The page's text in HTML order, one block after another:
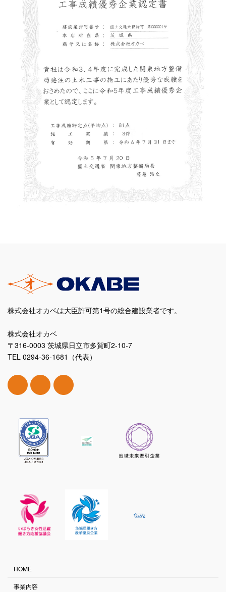
株式会社オカベは大臣許可第1号の総合建設業者です。
株式会社オカベ
〒316-0003 茨城県日立市多賀町2-10-7
TEL 0294-36-1681（代表）
HOME
事業内容